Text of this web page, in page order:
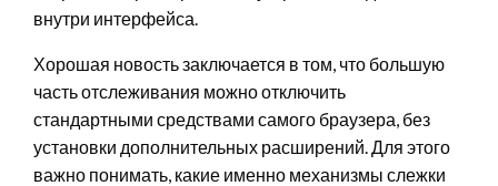
внутри интерфейса.
Хорошая новость заключается в том, что большую
часть отслеживания можно отключить
стандартными средствами самого браузера, без
установки дополнительных расширений. Для этого
важно понимать, какие именно механизмы слежки